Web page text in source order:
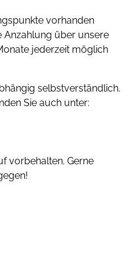
vorhanden
Anzahlung über unsere
jederzeit möglich
selbstverständlich.
Sie auch unter:
vorbehalten. Gerne